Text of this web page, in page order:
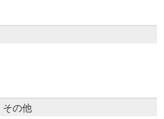
その他